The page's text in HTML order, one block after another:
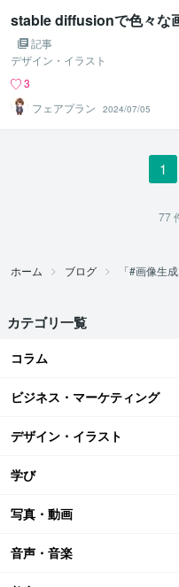
stable diffusionで色々な
記事
デザイン・イラスト
3
フェアプラン
2024/07/05
1
77
ホーム ブログ 「#画像生
カテゴリ一覧
コラム
ビジネス・マーケティング
デザイン・イラスト
学び
写真・動画
音声・音楽